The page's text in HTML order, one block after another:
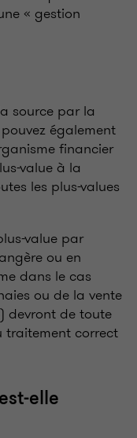
« gestion
source par la
également
financier
value à la
les plus-values
value par
ou en
dans le cas
ou de la vente
devront de toute
traitement correct
elle